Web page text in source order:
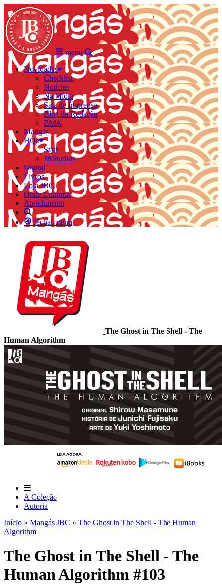
menu
Novidades
Checklist
Notícias
Na Mídia
Sala de Imprensa
Blog da Redação
BMA
Mangás
HQs
Start
JBStudios
Digital
Livros
Loja JBC
Onde Comprar
Atendimento
fechar menu
The Ghost in The Shell - The
Human Algorithm
A Coleção
Autoria
Início » Mangás JBC » The Ghost in The Shell - The Human
Algorithm
The Ghost in The Shell - The
Human Algorithm #103